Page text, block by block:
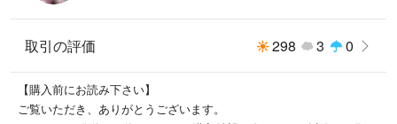
取引の評価 298 3 0
【購入前にお読み下さい】
ご覧いただき、ありがとうございます。